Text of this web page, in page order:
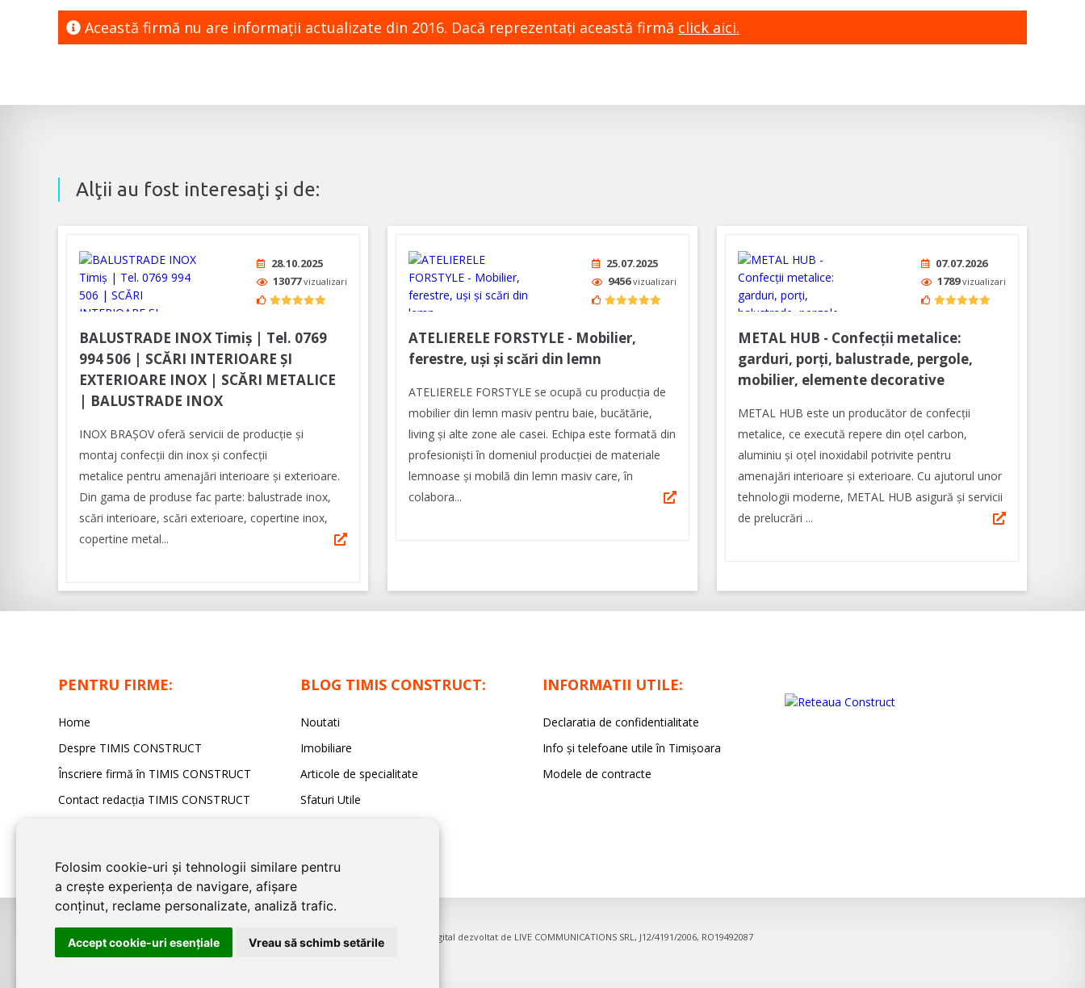
Folosim cookie-uri și tehnologii similare pentru
a crește experiența de navigare, afișare
conținut, reclame personalizate, analiză trafic.
Accept cookie-uri esenţiale Vreau să schimb setările
Această firmă nu are informaţii actualizate din 2016. Dacă reprezentaţi această firmă click aici.
Alţii au fost interesaţi şi de:
28.10.2025
13077vizualizari
BALUSTRADE INOX Timiș | Tel. 0769
994 506 | SCĂRI INTERIOARE ȘI
EXTERIOARE INOX | SCĂRI METALICE
| BALUSTRADE INOX
INOX BRAȘOV oferă servicii de producție și
montaj confecții din inox și confecții
metalice pentru amenajări interioare și exterioare.
Din gama de produse fac parte: balustrade inox,
scări interioare, scări exterioare, copertine inox,
copertine metal...
25.07.2025
9456vizualizari
ATELIERELE FORSTYLE - Mobilier,
ferestre, uși și scări din lemn
ATELIERELE FORSTYLE se ocupă cu producția de
mobilier din lemn masiv pentru baie, bucătărie,
living și alte zone ale casei. Echipa este formată din
profesioniști în domeniul producției de materiale
lemnoase și mobilă din lemn masiv care, în
colabora...
07.07.2026
1789vizualizari
METAL HUB - Confecţii metalice:
garduri, porți, balustrade, pergole,
mobilier, elemente decorative
METAL HUB este un producător de confecții
metalice, ce execută repere din oțel carbon,
aluminiu și oțel inoxidabil potrivite pentru
amenajări interioare și exterioare. Cu ajutorul unor
tehnologii moderne, METAL HUB asigură și servicii
de prelucrări ...
PENTRU FIRME:
Home
Despre TIMIS CONSTRUCT
Înscriere firmă în TIMIS CONSTRUCT
Contact redacția TIMIS CONSTRUCT
BLOG TIMIS CONSTRUCT:
Noutati
Imobiliare
Articole de specialitate
Sfaturi Utile
INFORMATII UTILE:
Declaratia de confidentialitate
Info și telefoane utile în Timișoara
Modele de contracte
©2026 TIMIS CONSTRUCT este un serviciu de promovare online pentru firme. Proiect digital dezvoltat de LIVE COMMUNICATIONS SRL, J12/4191/2006, RO19492087